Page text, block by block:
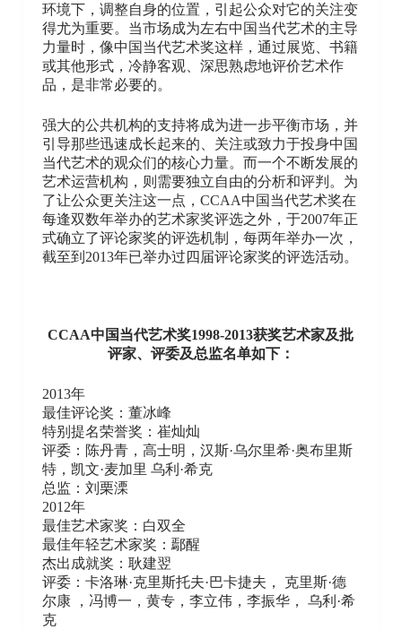
环境下，调整自身的位置，引起公众对它的关注变
得尤为重要。当市场成为左右中国当代艺术的主导
力量时，像中国当代艺术奖这样，通过展览、书籍
或其他形式，冷静客观、深思熟虑地评价艺术作
品，是非常必要的。
强大的公共机构的支持将成为进一步平衡市场，并
引导那些迅速成长起来的、关注或致力于投身中国
当代艺术的观众们的核心力量。而一个不断发展的
艺术运营机构，则需要独立自由的分析和评判。为
了让公众更关注这一点，CCAA中国当代艺术奖在
每逢双数年举办的艺术家奖评选之外，于2007年正
式确立了评论家奖的评选机制，每两年举办一次，
截至到2013年已举办过四届评论家奖的评选活动。
CCAA中国当代艺术奖1998-2013获奖艺术家及批
评家、评委及总监名单如下：
2013年
最佳评论奖：董冰峰
特别提名荣誉奖：崔灿灿
评委：陈丹青，高士明，汉斯·乌尔里希·奥布里斯
特，凯文·麦加里 乌利·希克
总监：刘栗溧
2012年
最佳艺术家奖：白双全
最佳年轻艺术家奖：鄢醒
杰出成就奖：耿建翌
评委：卡洛琳·克里斯托夫·巴卡捷夫， 克里斯·德
尔康 ，冯博一，黄专，李立伟，李振华， 乌利·希
克